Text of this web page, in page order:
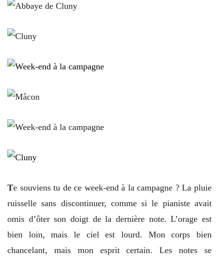
Te souviens tu de ce week-end à la campagne ? La pluie
ruisselle sans discontinuer, comme si le pianiste avait
omis d’ôter son doigt de la dernière note. L’orage est
bien loin, mais le ciel est lourd. Mon corps bien
chancelant, mais mon esprit certain. Les notes se